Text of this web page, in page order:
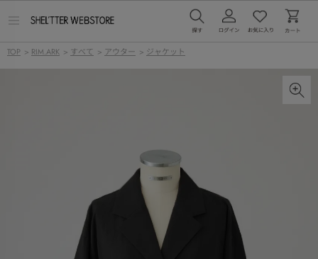
ー
を
TOP > RIM.ARK > すべて > アウター > ジャケット